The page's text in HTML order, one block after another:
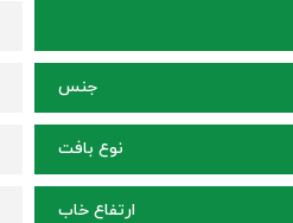
جنس
نوع بافت
ارتفاع خاب